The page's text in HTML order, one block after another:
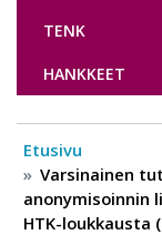
TENK
HANKKEET
Etusivu
Varsinainen
anonymisoinnin
HTK-loukkausta